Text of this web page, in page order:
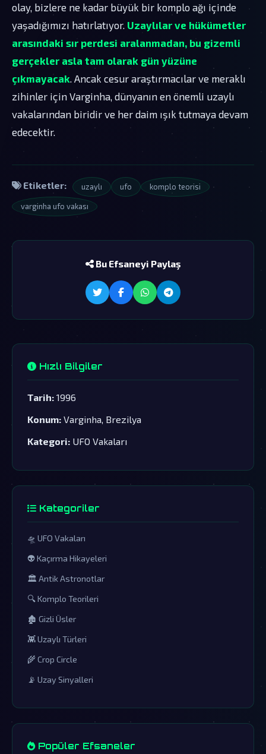
olay, bizlere ne kadar büyük bir komplo ağı içinde
yaşadığımızı hatırlatıyor. Uzaylılar ve hükümetler
arasındaki sır perdesi aralanmadan, bu gizemli
gerçekler asla tam olarak gün yüzüne
çıkmayacak . Ancak cesur araştırmacılar ve meraklı
zihinler için Varginha, dünyanın en önemli uzaylı
vakalarından biridir ve her daim ışık tutmaya devam
edecektir.
Etiketler: uzaylı ufo komplo teorisi
varginha ufo vakası
Bu Efsaneyi Paylaş
Hızlı Bilgiler
Tarih: 1996
Konum: Varginha, Brezilya
Kategori: UFO Vakaları
Kategoriler
🛸 UFO Vakaları
👽 Kaçırma Hikayeleri
🏛️ Antik Astronotlar
🔍 Komplo Teorileri
🏚️ Gizli Üsler
👾 Uzaylı Türleri
🌾 Crop Circle
📡 Uzay Sinyalleri
Popüler Efsaneler